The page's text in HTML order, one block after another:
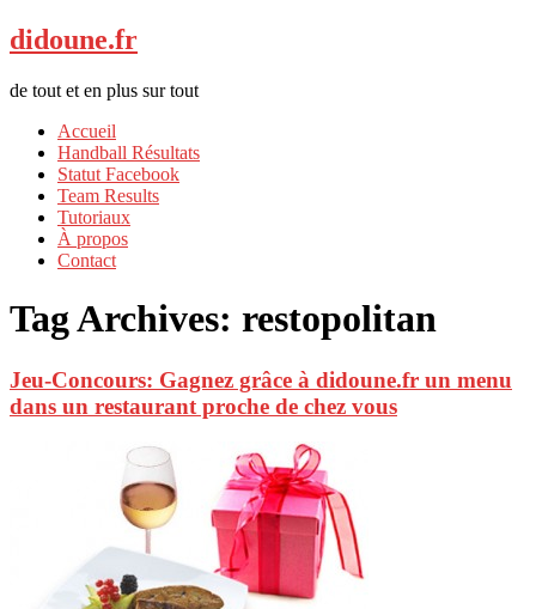
didoune.fr
de tout et en plus sur tout
Accueil
Handball Résultats
Statut Facebook
Team Results
Tutoriaux
À propos
Contact
Tag Archives: restopolitan
Jeu-Concours: Gagnez grâce à didoune.fr un menu
dans un restaurant proche de chez vous